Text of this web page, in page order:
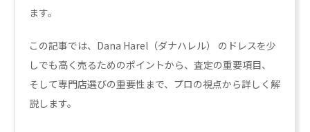
ます。
この記事では、Dana Harel（ダナハレル） のドレスを少
しでも高く売るためのポイントから、査定の重要項目、
そして専門店選びの重要性まで、プロの視点から詳しく解
説します。